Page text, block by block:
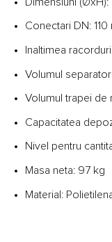
Conectari DN: 110
Inaltimea
Volumul
Volumul trapei de
Capacitatea
Nivel pentru
Masa neta: 97 kg
Material: